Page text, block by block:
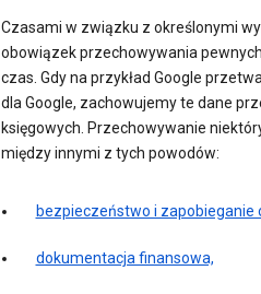
Czasami w związku z określonymi
obowiązek przechowywania
czas. Gdy na przykład Google
dla Google, zachowujemy te dane
księgowych. Przechowywanie
między innymi z tych powodów:
bezpieczeństwo i
dokumentacja finansowa,